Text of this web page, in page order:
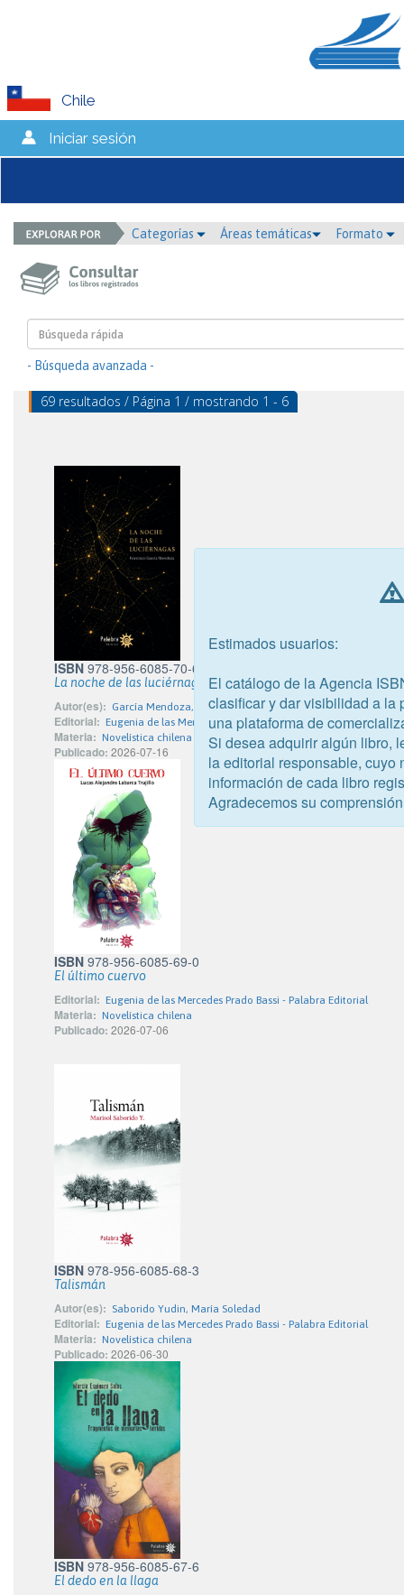
Chile
Iniciar sesión
Categorías Áreas temáticas Formato
- Búsqueda avanzada -
69 resultados / Página 1 / mostrando 1 - 6
ISBN 978-956-6085-70-6
La noche de las luciérnagas
Autor(es): García Mendoza, Francisco
Editorial: Eugenia de las Mercedes Prado Bassi - Palabra Editorial
Materia: Novelística chilena
Publicado: 2026-07-16
ISBN 978-956-6085-69-0
El último cuervo
Editorial: Eugenia de las Mercedes Prado Bassi - Palabra Editorial
Materia: Novelística chilena
Publicado: 2026-07-06
ISBN 978-956-6085-68-3
Talismán
Autor(es): Saborido Yudin, María Soledad
Editorial: Eugenia de las Mercedes Prado Bassi - Palabra Editorial
Materia: Novelística chilena
Publicado: 2026-06-30
ISBN 978-956-6085-67-6
El dedo en la llaga
Estimados usuarios:
El catálogo de la Agencia
clasificar y dar visibilidad a la
una plataforma de
Si desea adquirir algún libro,
la editorial responsable, cuyo
información de cada libro
Agradecemos su